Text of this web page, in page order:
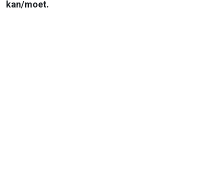
kan/moet.